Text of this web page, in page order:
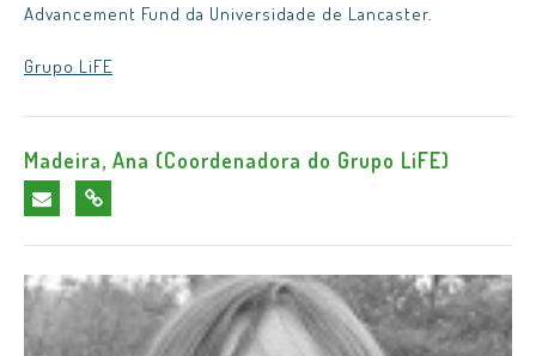
Advancement Fund da Universidade de Lancaster.
Grupo LiFE
Madeira, Ana (Coordenadora do Grupo LiFE)